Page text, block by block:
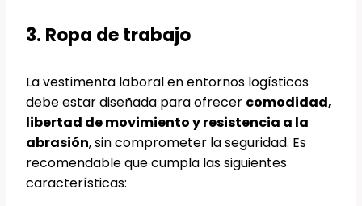
3. Ropa de trabajo
La vestimenta laboral en entornos logísticos
debe estar diseñada para ofrecer comodidad,
libertad de movimiento y resistencia a la
abrasión, sin comprometer la seguridad. Es
recomendable que cumpla las siguientes
características: